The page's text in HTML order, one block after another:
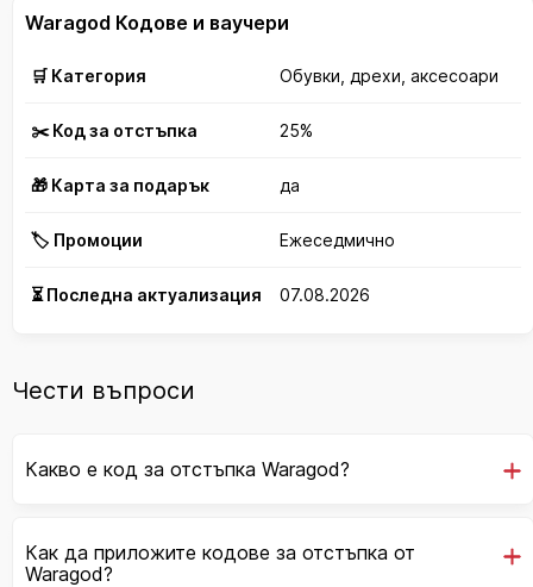
Waragod Кодове и ваучери
🛒 Категория Обувки, дрехи, аксесоари
✂️ Код за отстъпка 25%
🎁 Карта за подарък да
🏷️ Промоции Ежеседмично
⏳ Последна актуализация 07.08.2026
Чести въпроси
Какво е код за отстъпка Waragod?
Как да приложите кодове за отстъпка от
Waragod?